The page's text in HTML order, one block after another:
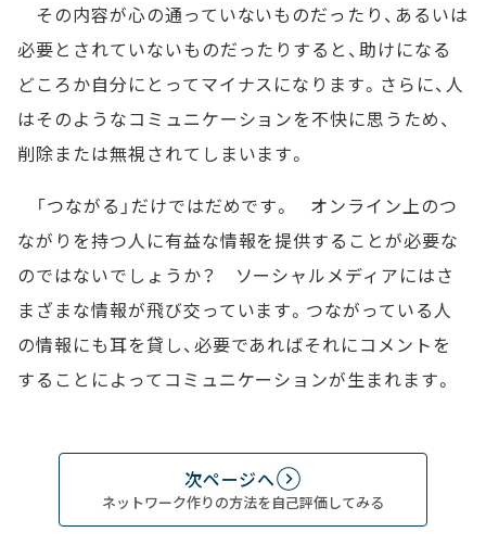
その内容が心の通っていないものだったり、あるいは
必要とされていないものだったりすると、助けになる
どころか自分にとってマイナスになります。さらに、人
はそのようなコミュニケーションを不快に思うため、
削除または無視されてしまいます。
「つながる」だけではだめです。 オンライン上のつ
ながりを持つ人に有益な情報を提供することが必要な
のではないでしょうか？ ソーシャルメディアにはさ
まざまな情報が飛び交っています。つながっている人
の情報にも耳を貸し、必要であればそれにコメントを
することによってコミュニケーションが生まれます。
次ページへ
ネットワーク作りの方法を自己評価してみる